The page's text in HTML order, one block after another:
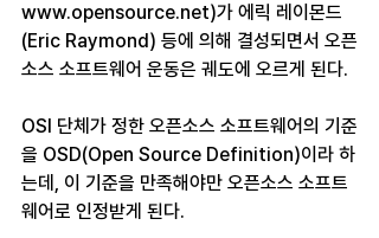
www.opensource.net)가 에릭 레이몬드
(Eric Raymond) 등에 의해 결성되면서 오픈
소스 소프트웨어 운동은 궤도에 오르게 된다.
OSI 단체가 정한 오픈소스 소프트웨어의 기준
을 OSD(Open Source Definition)이라 하
는데, 이 기준을 만족해야만 오픈소스 소프트
웨어로 인정받게 된다.